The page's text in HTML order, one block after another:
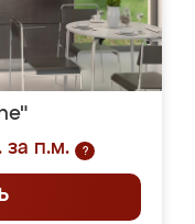
за п.м.
?